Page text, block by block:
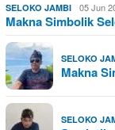
SELOKO JAMBI 05 Jun
Makna Simbolik
SELOKO
Makna
SELOKO